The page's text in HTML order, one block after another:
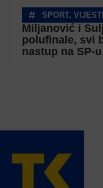
SPORT, VIJESTI
Miljanović i
polufinale, svi
nastup na SP-u